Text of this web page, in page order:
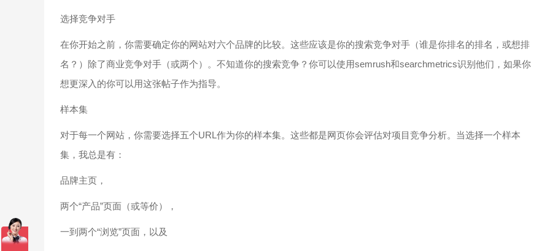
选择竞争对手
在你开始之前，你需要确定你的网站对六个品牌的比较。这些应该是你的搜索竞争对手（谁是你排名的排名，或想排
名？）除了商业竞争对手（或两个）。不知道你的搜索竞争？你可以使用semrush和searchmetrics识别他们，如果你
想更深入的你可以用这张帖子作为指导。
样本集
对于每一个网站，你需要选择五个URL作为你的样本集。这些都是网页你会评估对项目竞争分析。当选择一个样本
集，我总是有：
品牌主页，
两个“产品”页面（或等价），
一到两个“浏览”页面，以及